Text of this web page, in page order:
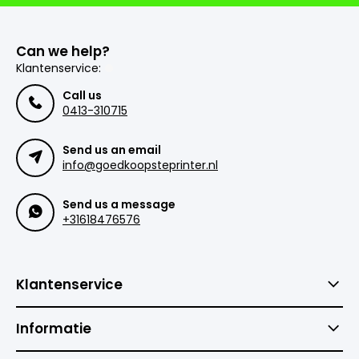
Can we help?
Klantenservice:
Call us
0413-310715
Send us an email
info@goedkoopsteprinter.nl
Send us a message
+31618476576
Klantenservice
Informatie